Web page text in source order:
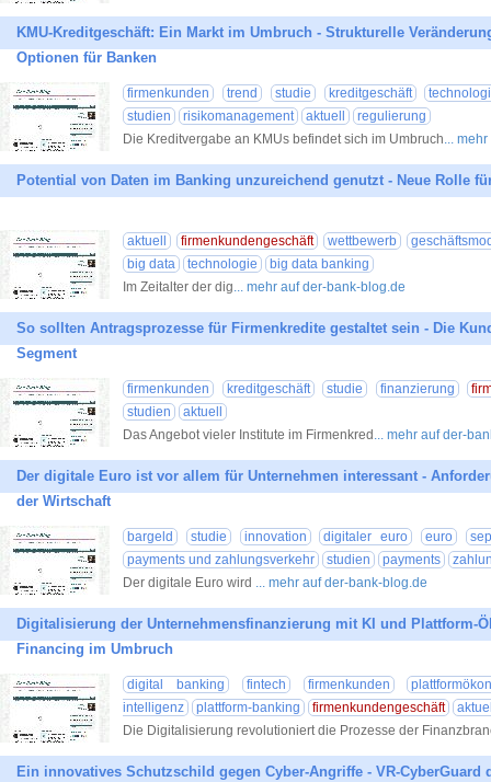
KMU-Kreditgeschäft: Ein Markt im Umbruch - Strukturelle
Optionen für Banken
firmenkunden trend studie kreditgeschäft
studien
risikomanagement aktuell
regulierung
Die Kreditvergabe an KMUs befindet sich im Umbruch...
Potential von Daten im Banking unzureichend genutzt - Neue Rolle
aktuell firmenkundengeschäft wettbewerb
big data
technologie
big data banking
Im Zeitalter der dig... mehr auf der-bank-blog.de
So sollten Antragsprozesse für Firmenkredite gestaltet sein - Die
Segment
firmenkunden kreditgeschäft studie finanzierung
studien
aktuell
Das Angebot vieler Institute im Firmenkred ... mehr auf der-
Der digitale Euro ist vor allem für Unternehmen interessant -
der Wirtschaft
bargeld studie innovation digitaler euro euro
payments und zahlungsverkehr
studien payments
Der digitale Euro wird ... mehr auf der-bank-blog.de
Digitalisierung der Unternehmensfinanzierung mit KI und Plattform-
Financing im Umbruch
digital banking fintech firmenkunden
intelligenz
plattform-banking firmenkundengeschäft
Die Digitalisierung revolutioniert die Prozesse der
Ein innovatives Schutzschild gegen Cyber-Angriffe - VR-CyberGuard